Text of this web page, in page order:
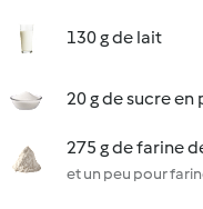
130 g de lait
20 g de sucre en
275 g de farine
et un peu pour